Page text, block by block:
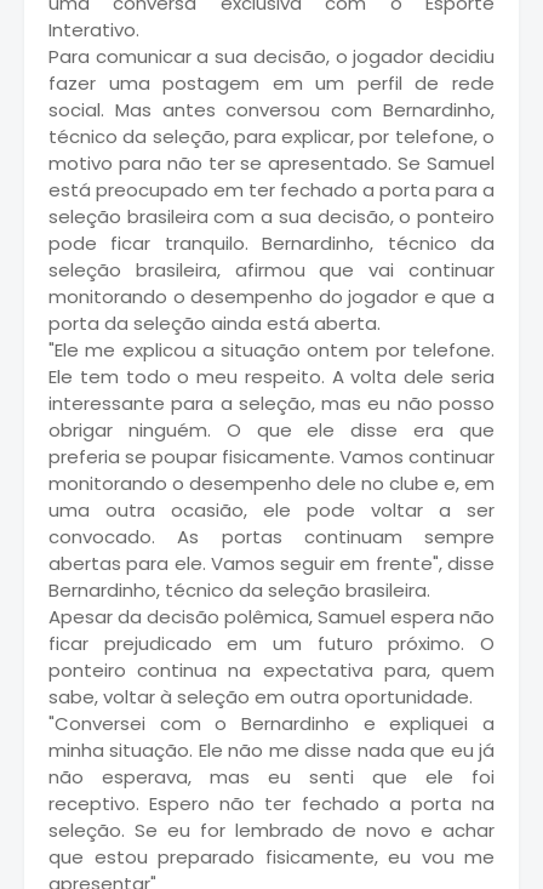
Interativo.
Para comunicar a sua decisão, o jogador decidiu
fazer uma postagem em um perfil de rede
social. Mas antes conversou com Bernardinho,
técnico da seleção, para explicar, por telefone, o
motivo para não ter se apresentado. Se Samuel
está preocupado em ter fechado a porta para a
seleção brasileira com a sua decisão, o ponteiro
pode ficar tranquilo. Bernardinho, técnico da
seleção brasileira, afirmou que vai continuar
monitorando o desempenho do jogador e que a
porta da seleção ainda está aberta.
"Ele me explicou a situação ontem por telefone.
Ele tem todo o meu respeito. A volta dele seria
interessante para a seleção, mas eu não posso
obrigar ninguém. O que ele disse era que
preferia se poupar fisicamente. Vamos continuar
monitorando o desempenho dele no clube e, em
uma outra ocasião, ele pode voltar a ser
convocado. As portas continuam sempre
abertas para ele. Vamos seguir em frente", disse
Bernardinho, técnico da seleção brasileira.
Apesar da decisão polêmica, Samuel espera não
ficar prejudicado em um futuro próximo. O
ponteiro continua na expectativa para, quem
sabe, voltar à seleção em outra oportunidade.
"Conversei com o Bernardinho e expliquei a
minha situação. Ele não me disse nada que eu já
não esperava, mas eu senti que ele foi
receptivo. Espero não ter fechado a porta na
seleção. Se eu for lembrado de novo e achar
que estou preparado fisicamente, eu vou me
apresentar"